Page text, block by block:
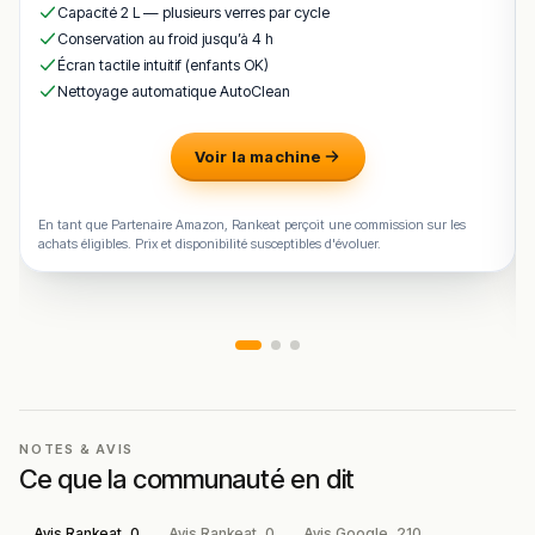
tête.
Texte généré par intelligence artificielle, en attente de
Cette description peut contenir des erreurs, n'hésitez pas à
nous aider en vous rendant sur :Améliorer la fiche de cet
Capacité 2 L — plusieurs verres par cycle
Conservation au froid jusqu’à 4 h
Écran tactile intuitif (enfants OK)
Nettoyage automatique AutoClean
Voir la machine
En tant que Partenaire Amazon, Rankeat perçoit une commission sur les
achats éligibles. Prix et disponibilité susceptibles d'évoluer.
NOTES & AVIS
Ce que la communauté en dit